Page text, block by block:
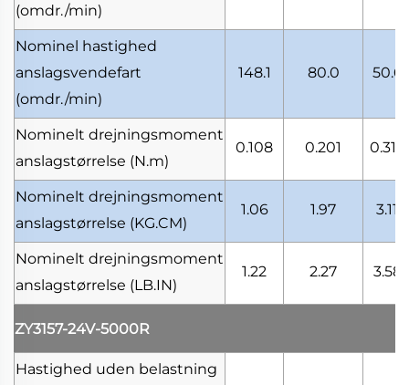
(omdr./min)
Nominel hastighed
anslagsvendefart
(omdr./min)
148.1 80.0 50.6
Nominelt drejningsmoment
anslagstørrelse (N.m)
0.108 0.201 0.317
Nominelt drejningsmoment
anslagstørrelse (KG.CM)
1.06 1.97 3.11
Nominelt drejningsmoment
anslagstørrelse (LB.IN)
1.22 2.27 3.58
ZY3157-24V-5000R
Hastighed uden belastning